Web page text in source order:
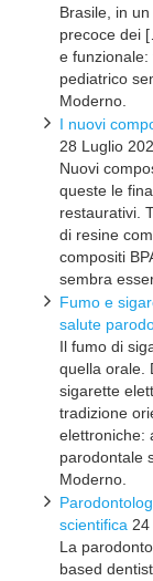
Brasile, in
precoce dei
e
pediatrico
Moderno.
I nuovi
28 Luglio
Nuovi
queste le
restaurativi.
di resine
compositi
sembra
Fumo e
salute
Il fumo di
quella orale.
sigarette
tradizione
elettroniche:
parodontale
Moderno.
scientifica
La
based